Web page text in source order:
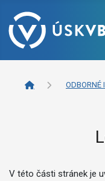
ODBORNÉ
V této části stránek je